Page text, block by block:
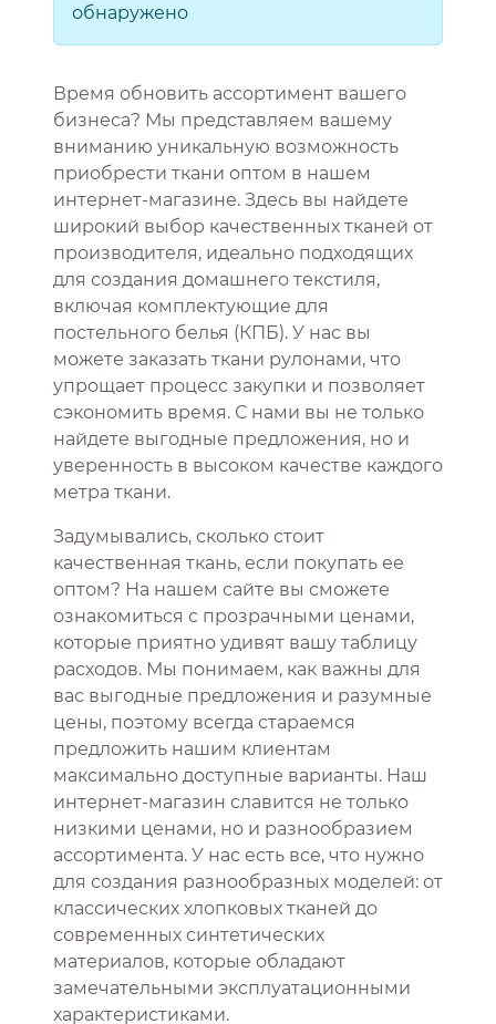
обнаружено
Время обновить ассортимент вашего
бизнеса? Мы представляем вашему
вниманию уникальную возможность
приобрести ткани оптом в нашем
интернет-магазине. Здесь вы найдете
широкий выбор качественных тканей от
производителя, идеально подходящих
для создания домашнего текстиля,
включая комплектующие для
постельного белья (КПБ). У нас вы
можете заказать ткани рулонами, что
упрощает процесс закупки и позволяет
сэкономить время. С нами вы не только
найдете выгодные предложения, но и
уверенность в высоком качестве каждого
метра ткани.
Задумывались, сколько стоит
качественная ткань, если покупать ее
оптом? На нашем сайте вы сможете
ознакомиться с прозрачными ценами,
которые приятно удивят вашу таблицу
расходов. Мы понимаем, как важны для
вас выгодные предложения и разумные
цены, поэтому всегда стараемся
предложить нашим клиентам
максимально доступные варианты. Наш
интернет-магазин славится не только
низкими ценами, но и разнообразием
ассортимента. У нас есть все, что нужно
для создания разнообразных моделей: от
классических хлопковых тканей до
современных синтетических
материалов, которые обладают
замечательными эксплуатационными
характеристиками.